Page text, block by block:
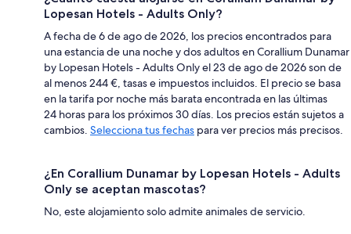
Lopesan Hotels - Adults Only?
A fecha de 6 de ago de 2026, los precios encontrados para
una estancia de una noche y dos adultos en Corallium Dunamar
by Lopesan Hotels - Adults Only el 23 de ago de 2026 son de
al menos 244 €, tasas e impuestos incluidos. El precio se basa
en la tarifa por noche más barata encontrada en las últimas
24 horas para los próximos 30 días. Los precios están sujetos a
cambios. Selecciona tus fechas para ver precios más precisos.
¿En Corallium Dunamar by Lopesan Hotels - Adults
Only se aceptan mascotas?
No, este alojamiento solo admite animales de servicio.